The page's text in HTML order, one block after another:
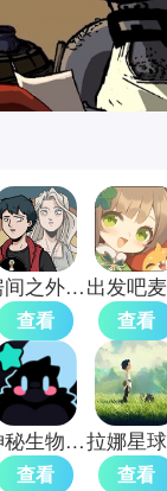
房间之外汉化版
查看 查看
神秘生物公园中文版
查看 查看